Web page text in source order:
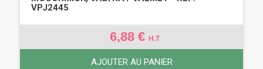
VPJ2445
6,88 € H.T
AJOUTER AU PANIER